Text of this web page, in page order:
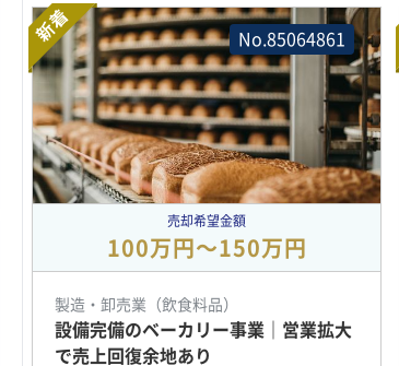
新着 No.85064861
売却希望金額
100万円〜150万円
製造・卸売業（飲食料品）
設備完備のベーカリー事業｜営業拡大
で売上回復余地あり